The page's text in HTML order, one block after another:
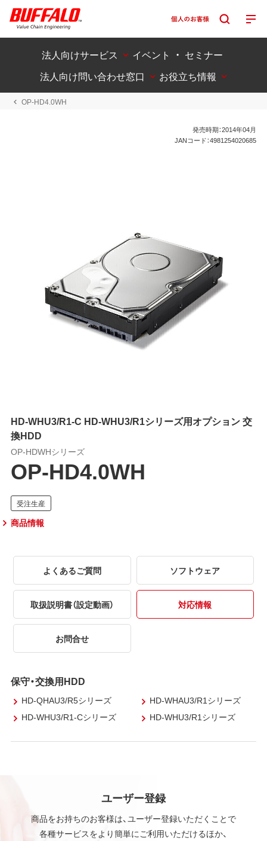
法人向けサービス
イベント ・ セミナー
法人向け問い合わせ窓口
お役立ち情報
OP-HD4.0WH
発売時期：2014年04月
JANコード：4981254020685
HD-WHU3/R1-C HD-WHU3/R1シリーズ用オプション 交
換HDD
OP-HDWHシリーズ
OP-HD4.0WH
商品情報
よくあるご質問 ソフトウェア
取扱説明書（設定動画） 対応情報
お問合せ
保守・交換用HDD
HD-QHAU3/R5シリーズ
HD-WHAU3/R1シリーズ
HD-WHU3/R1-Cシリーズ
HD-WHU3/R1シリーズ
ユーザー登録
商品をお持ちのお客様は、ユーザー登録いただくことで
各種サービスをより簡単にご利用いただけるほか、